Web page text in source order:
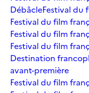
DébâcleFestival du
Festival du film
Festival du film
Festival du film
Destination
avant-première
Festival du film